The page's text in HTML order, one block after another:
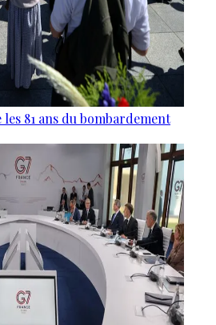
81 ans du bombardement